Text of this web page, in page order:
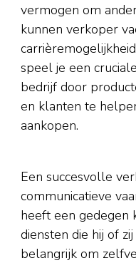
vermogen om
kunnen verkoper
speel je een
bedrijf door
en klanten te
aankopen.
Een succesvolle
communicatieve
heeft een gedegen
diensten die hij of
belangrijk om